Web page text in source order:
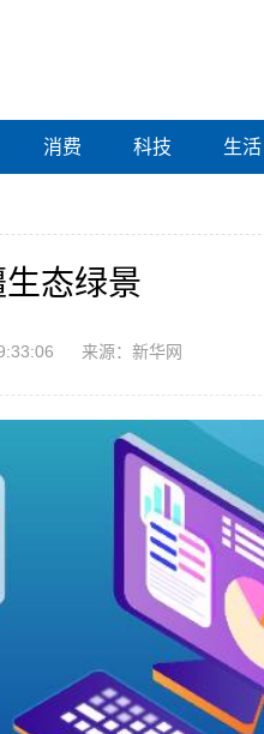
消费 科技 生活
态绿景
来源：新华网